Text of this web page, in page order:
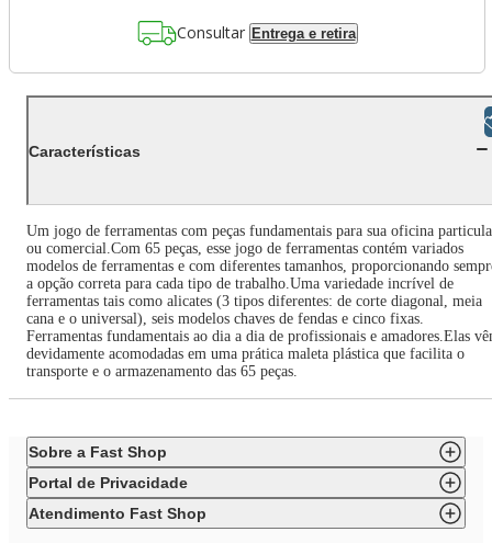
Consultar Entrega e retira
Características
Um jogo de ferramentas com peças fundamentais para sua oficina
ou comercial.Com 65 peças, esse jogo de ferramentas contém variados
modelos de ferramentas e com diferentes tamanhos, proporcionando
a opção correta para cada tipo de trabalho.Uma variedade incrível de
ferramentas tais como alicates (3 tipos diferentes: de corte diagonal, meia
cana e o universal), seis modelos chaves de fendas e cinco fixas.
Ferramentas fundamentais ao dia a dia de profissionais e amadores.Elas
devidamente acomodadas em uma prática maleta plástica que facilita o
transporte e o armazenamento das 65 peças.
Sobre a Fast Shop
Portal de Privacidade
Atendimento Fast Shop